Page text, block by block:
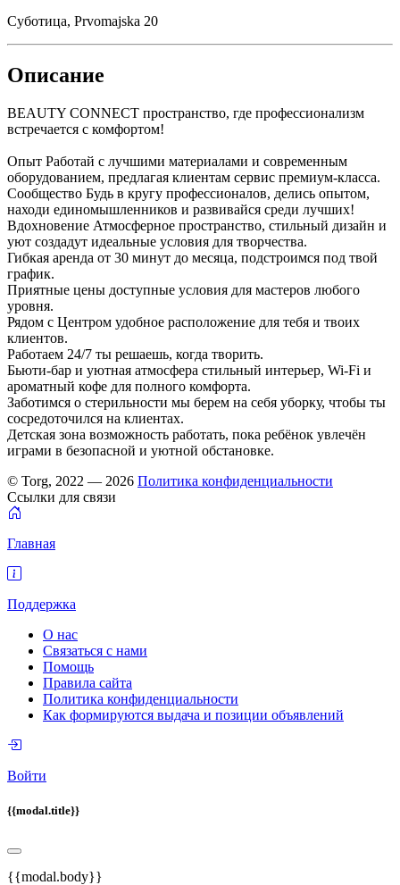
Суботица, Prvomajska 20
Описание
BEAUTY CONNECT пространство, где профессионализм
встречается с комфортом!
Опыт Работай с лучшими материалами и современным
оборудованием, предлагая клиентам сервис премиум-класса.
Сообщество Будь в кругу профессионалов, делись опытом,
находи единомышленников и развивайся среди лучших!
Вдохновение Атмосферное пространство, стильный дизайн и
уют создадут идеальные условия для творчества.
Гибкая аренда от 30 минут до месяца, подстроимся под твой
график.
Приятные цены доступные условия для мастеров любого
уровня.
Рядом с Центром удобное расположение для тебя и твоих
клиентов.
Работаем 24/7 ты решаешь, когда творить.
Бьюти-бар и уютная атмосфера стильный интерьер, Wi-Fi и
ароматный кофе для полного комфорта.
Заботимся о стерильности мы берем на себя уборку, чтобы ты
сосредоточился на клиентах.
Детская зона возможность работать, пока ребёнок увлечён
играми в безопасной и уютной обстановке.
© Torg, 2022 — 2026 Политика конфиденциальности
Ссылки для связи
Главная
Поддержка
О нас
Связаться с нами
Помощь
Правила сайта
Политика конфиденциальности
Как формируются выдача и позиции объявлений
Войти
{{modal.title}}
{{modal.body}}